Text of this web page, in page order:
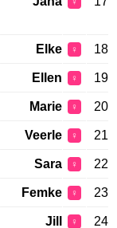
18
♀
Elke
19
♀
Ellen
20
♀
Marie
21
♀
Veerle
22
♀
Sara
23
♀
Femke
24
♀
Jill